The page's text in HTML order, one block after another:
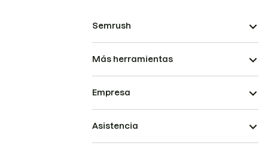
Semrush
Más herramientas
Empresa
Asistencia